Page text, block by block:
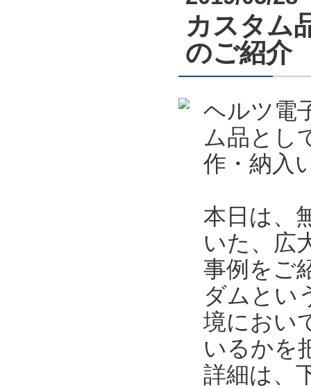
カスタム
のご紹介
ヘルツ電
ム品とし
作・納入
本日は、
いた、広
事例をご
ダムとい
境におい
いるかを
詳細は、